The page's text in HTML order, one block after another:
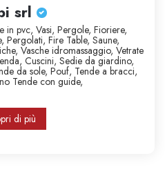
srl
in pvc, Vasi, Pergole, Fioriere,
Pergolati, Fire Table, Saune,
Vasche idromassaggio, Vetrate
Cuscini, Sedie da giardino,
da sole, Pouf, Tende a bracci,
Tende con guide,
di più